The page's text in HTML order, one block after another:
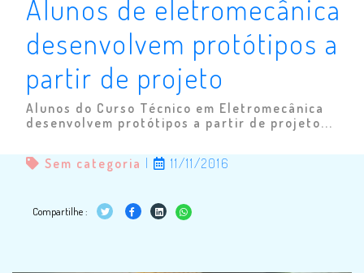
Alunos de eletromecânica
desenvolvem protótipos a
partir de projeto
Alunos do Curso Técnico em Eletromecânica
desenvolvem protótipos a partir de projeto...
Sem categoria 11/11/2016
Compartilhe :